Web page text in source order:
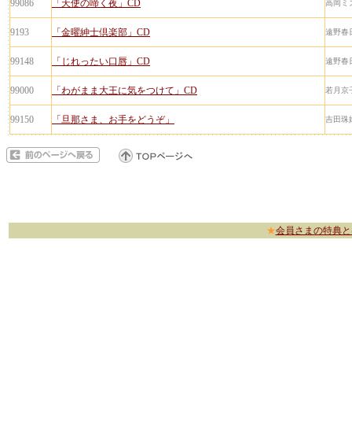
99086 「天使の啼く夜」CD 高岡ミ
9193 「金曜紳士倶楽部」CD 遠野春
99148 「じれったい口唇」CD 遠野春
99000 「わがまま大王に気をつけて」CD 若月京
99150 「旦那さま、お手をどうぞ」 吉田珠
★会員さまの特典と